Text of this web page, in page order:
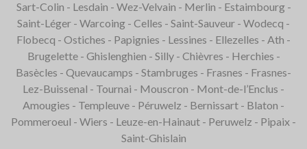
Sart-Colin - Lesdain - Wez-Velvain - Merlin - Estaimbourg -
Saint-Léger - Warcoing - Celles - Saint-Sauveur - Wodecq -
Flobecq - Ostiches - Papignies - Lessines - Ellezelles - Ath -
Brugelette - Ghislenghien - Silly - Chièvres - Herchies -
Basècles - Quevaucamps - Stambruges - Frasnes - Frasnes-
Lez-Buissenal - Tournai - Mouscron - Mont-de-l’Enclus -
Amougies - Templeuve - Péruwelz - Bernissart - Blaton -
Pommeroeul - Wiers - Leuze-en-Hainaut - Peruwelz - Pipaix -
Saint-Ghislain